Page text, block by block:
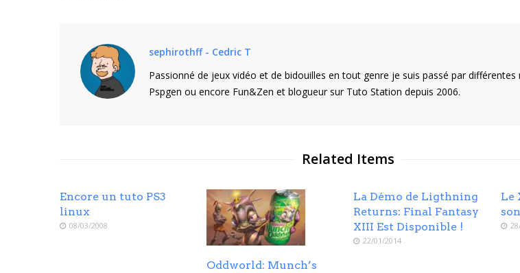
sephirothff - Cedric T
Passionné de jeux vidéo et de bidouilles en tout genre je suis passé par
Pspgen ou encore Fun&Zen et blogueur sur Tuto Station depuis 2006.
Related Items
Encore un tuto PS3
linux
08/03/2008
Oddworld: Munch’s
La Démo de Ligthning
Returns: Final Fantasy
XIII Est Disponible !
22/01/2014
Le